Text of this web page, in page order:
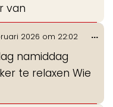
van
2026 om 22:02
namiddag
te relaxen Wie
...